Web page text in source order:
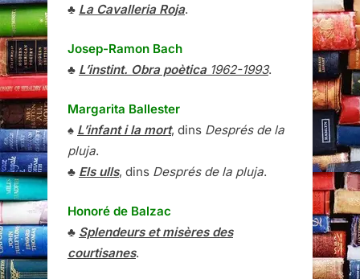
♣ La Cavalleria Roja.
Josep-Ramon Bach
♣ L’instint. Obra poètica1962-1993.
Margarita Ballester
♠ L’infant i la mort, dins Després de la
pluja.
♣ Els ulls, dins Després de la pluja.
Honoré de Balzac
♣ Splendeurs et misères des
courtisanes.